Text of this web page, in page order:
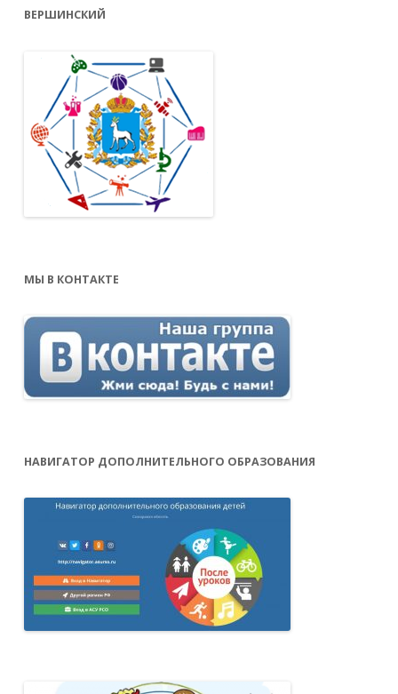
ВЕРШИНСКИЙ
МЫ В КОНТАКТЕ
НАВИГАТОР ДОПОЛНИТЕЛЬНОГО ОБРАЗОВАНИЯ